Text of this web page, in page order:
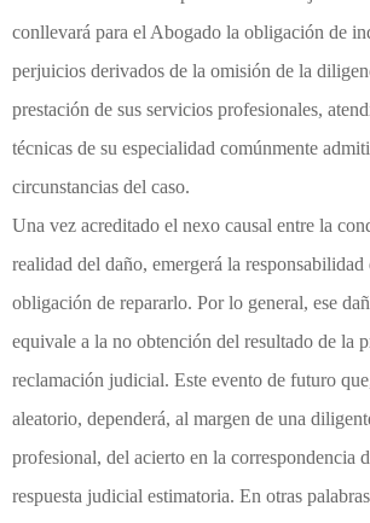
conllevará para el Abogado la obligación de
perjuicios derivados de la omisión de la
prestación de sus servicios profesionales,
técnicas de su especialidad comúnmente
circunstancias del caso.
Una vez acreditado el nexo causal entre la
realidad del daño, emergerá la responsabilidad
obligación de repararlo. Por lo general, ese
equivale a la no obtención del resultado de la
reclamación judicial. Este evento de futuro
aleatorio, dependerá, al margen de una
profesional, del acierto en la correspondencia
respuesta judicial estimatoria. En otras